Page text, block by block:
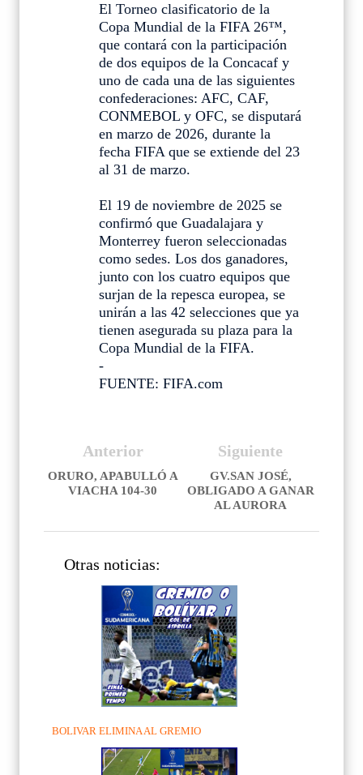
El Torneo clasificatorio de la
Copa Mundial de la FIFA 26™,
que contará con la participación
de dos equipos de la Concacaf y
uno de cada una de las siguientes
confederaciones: AFC, CAF,
CONMEBOL y OFC, se disputará
en marzo de 2026, durante la
fecha FIFA que se extiende del 23
al 31 de marzo.
El 19 de noviembre de 2025 se
confirmó que Guadalajara y
Monterrey fueron seleccionadas
como sedes. Los dos ganadores,
junto con los cuatro equipos que
surjan de la repesca europea, se
unirán a las 42 selecciones que ya
tienen asegurada su plaza para la
Copa Mundial de la FIFA.
-
FUENTE: FIFA.com
Siguiente
GV.SAN JOSÉ,
OBLIGADO A GANAR
AL AURORA
Anterior
ORURO, APABULLÓ A
VIACHA 104-30
Otras noticias:
BOLIVAR ELIMINA AL GREMIO